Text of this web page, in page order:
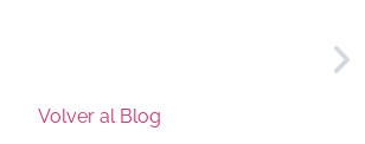
Volver al Blog